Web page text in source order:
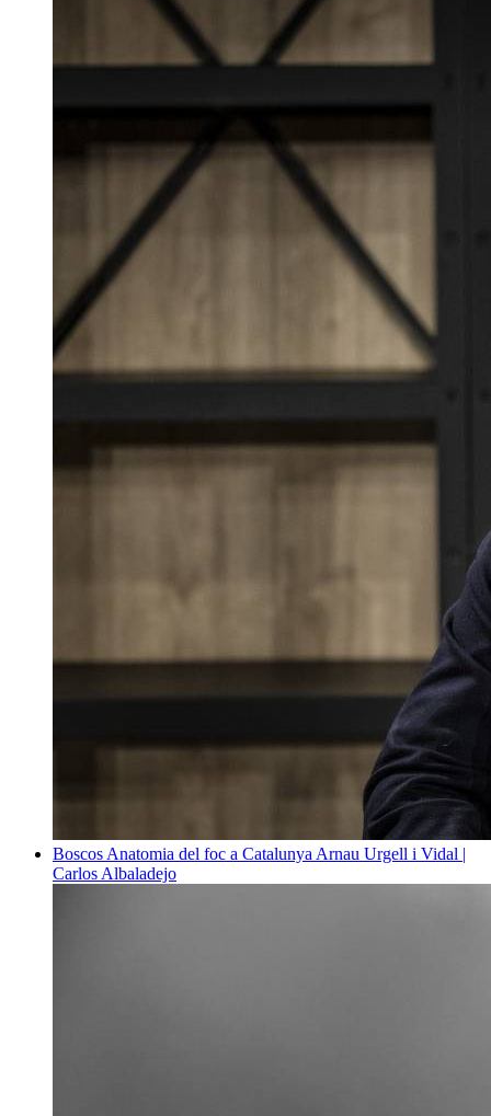
Boscos Anatomia del foc a Catalunya Arnau Urgell i Vidal |
Carlos Albaladejo